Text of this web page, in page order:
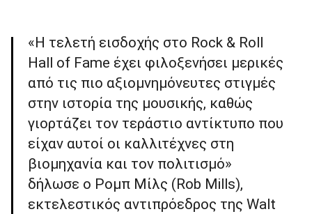
«Η τελετή εισδοχής στο Rock & Roll
Hall of Fame έχει φιλοξενήσει μερικές
από τις πιο αξιομνημόνευτες στιγμές
στην ιστορία της μουσικής, καθώς
γιορτάζει τον τεράστιο αντίκτυπο που
είχαν αυτοί οι καλλιτέχνες στη
βιομηχανία και τον πολιτισμό»
δήλωσε ο Ρομπ Μίλς (Rob Mills),
εκτελεστικός αντιπρόεδρος της Walt